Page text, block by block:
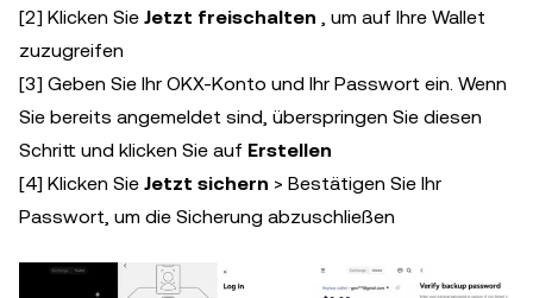
[2] Klicken Sie Jetzt freischalten , um auf Ihre Wallet
zuzugreifen
[3] Geben Sie Ihr OKX-Konto und Ihr Passwort ein. Wenn
Sie bereits angemeldet sind, überspringen Sie diesen
Schritt und klicken Sie auf Erstellen
[4] Klicken Sie Jetzt sichern > Bestätigen Sie Ihr
Passwort, um die Sicherung abzuschließen